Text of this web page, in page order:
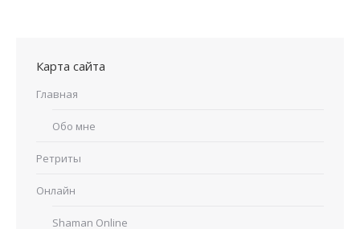
Карта сайта
Главная
Обо мне
Ретриты
Онлайн
Shaman Online